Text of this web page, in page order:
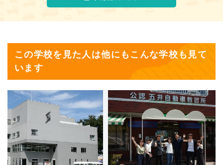
この学校を見た人は他にもこんな学校も見て
います